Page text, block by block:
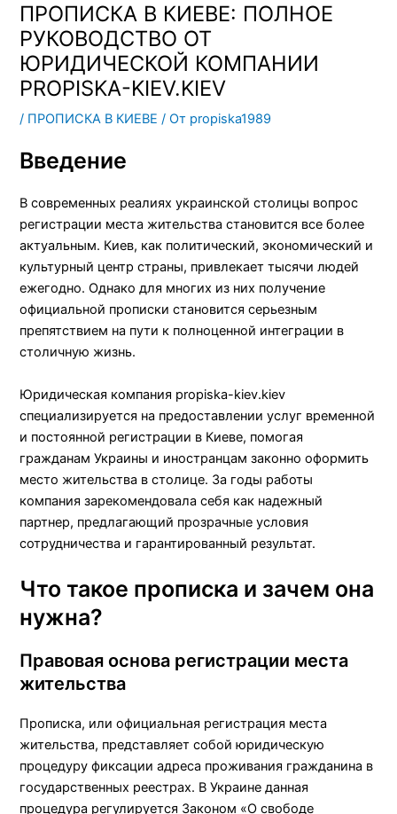
ПРОПИСКА В КИЕВЕ: ПОЛНОЕ
РУКОВОДСТВО ОТ
ЮРИДИЧЕСКОЙ КОМПАНИИ
PROPISKA-KIEV.KIEV
/ ПРОПИСКА В КИЕВЕ / От propiska1989
Введение
В современных реалиях украинской столицы вопрос
регистрации места жительства становится все более
актуальным. Киев, как политический, экономический и
культурный центр страны, привлекает тысячи людей
ежегодно. Однако для многих из них получение
официальной прописки становится серьезным
препятствием на пути к полноценной интеграции в
столичную жизнь.
Юридическая компания propiska-kiev.kiev
специализируется на предоставлении услуг временной
и постоянной регистрации в Киеве, помогая
гражданам Украины и иностранцам законно оформить
место жительства в столице. За годы работы
компания зарекомендовала себя как надежный
партнер, предлагающий прозрачные условия
сотрудничества и гарантированный результат.
Что такое прописка и зачем она
нужна?
Правовая основа регистрации места
жительства
Прописка, или официальная регистрация места
жительства, представляет собой юридическую
процедуру фиксации адреса проживания гражданина в
государственных реестрах. В Украине данная
процедура регулируется Законом «О свободе